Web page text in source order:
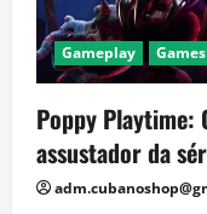
Gameplay Games
Poppy Playtime:
assustador da